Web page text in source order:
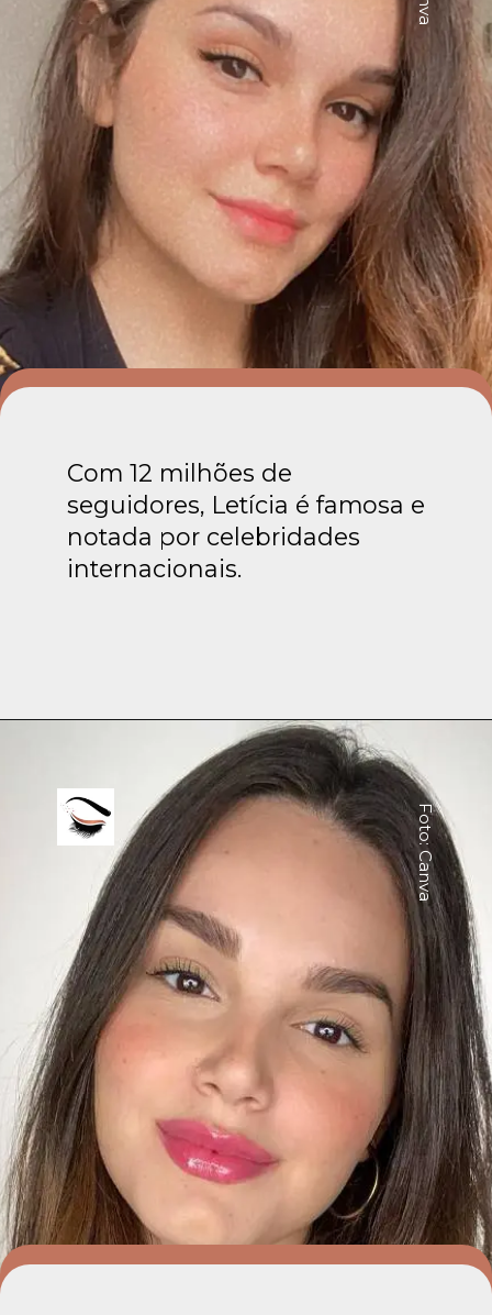
Com 12 milhões de
seguidores, Letícia é famosa e
notada por celebridades
internacionais.
Foto: Canva